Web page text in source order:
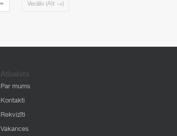
» Vecāki (Alt →)
Atbalsts
Par mums
Kontakti
Rekvizīti
Vakances